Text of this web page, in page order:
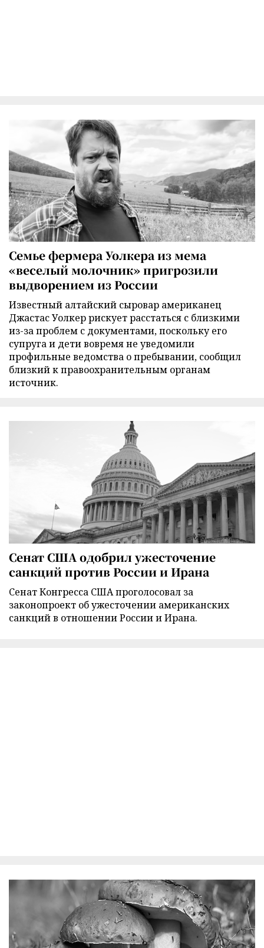
Семье фермера Уолкера из мема
«веселый молочник» пригрозили
выдворением из России
Известный алтайский сыровар американец
Джастас Уолкер рискует расстаться с близкими
из-за проблем с документами, поскольку его
супруга и дети вовремя не уведомили
профильные ведомства о пребывании, сообщил
близкий к правоохранительным органам
источник.
Сенат США одобрил ужесточение
санкций против России и Ирана
Сенат Конгресса США проголосовал за
законопроект об ужесточении американских
санкций в отношении России и Ирана.